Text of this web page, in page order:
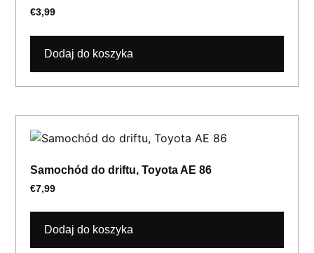
€3,99
Dodaj do koszyka
Samochód do driftu, Toyota AE 86
€7,99
Dodaj do koszyka